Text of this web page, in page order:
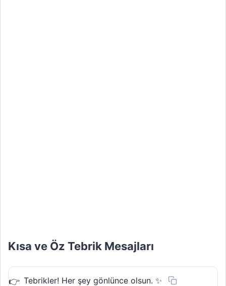
Kısa ve Öz Tebrik Mesajları
Tebrikler! Her şey gönlünce olsun. ✨